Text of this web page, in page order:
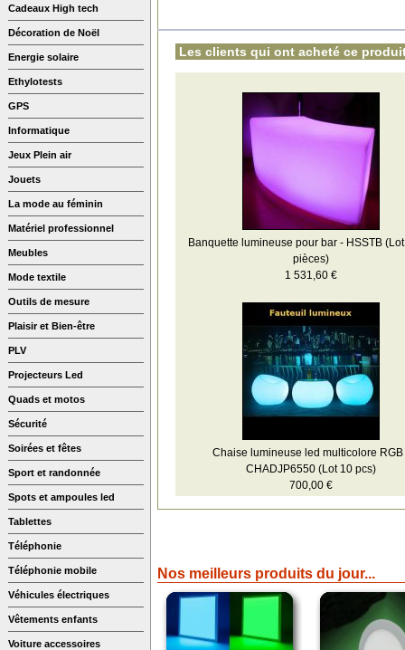
Cadeaux High tech
Décoration de Noël
Energie solaire
Ethylotests
GPS
Informatique
Jeux Plein air
Jouets
La mode au féminin
Matériel professionnel
Meubles
Mode textile
Outils de mesure
Plaisir et Bien-être
PLV
Projecteurs Led
Quads et motos
Sécurité
Soirées et fêtes
Sport et randonnée
Spots et ampoules led
Tablettes
Téléphonie
Téléphonie mobile
Véhicules électriques
Vêtements enfants
Voiture accessoires
Les clients qui ont acheté ce
Banquette lumineuse pour bar - HSSTB
pièces)
1 531,60 €
Chaise lumineuse led multicolore RGB
CHADJP6550 (Lot 10 pcs)
700,00 €
Nos meilleurs produits du jour...